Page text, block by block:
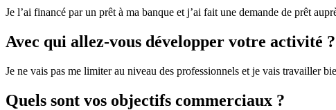
Je l’ai financé par un prêt à ma banque et j’ai fait une demande de prêt
Avec qui allez-vous développer votre activité ?
Je ne vais pas me limiter au niveau des professionnels et je vais travailler
Quels sont vos objectifs commerciaux ?